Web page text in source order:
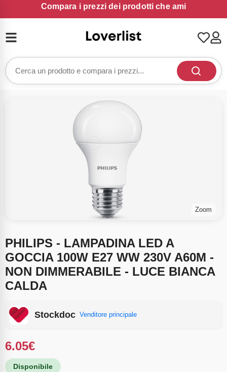
Compara i prezzi dei prodotti che ami
Zoom
PHILIPS - LAMPADINA LED A
GOCCIA 100W E27 WW 230V A60M -
NON DIMMERABILE - LUCE BIANCA
CALDA
Stockdoc Venditore principale
6.05€
Disponibile